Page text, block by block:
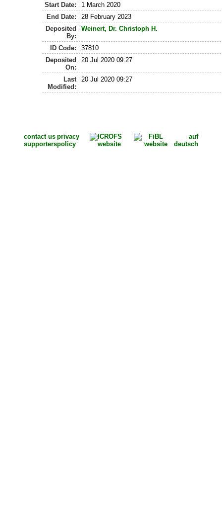
Start Date:
1 March 2020
End Date:
28 February 2023
Deposited
By:
Weinert, Dr. Christoph H.
ID Code:
37810
Deposited
On:
20 Jul 2020 09:27
Last
Modified:
20 Jul 2020 09:27
contact us
supporters
privacy
policy
auf
deutsch